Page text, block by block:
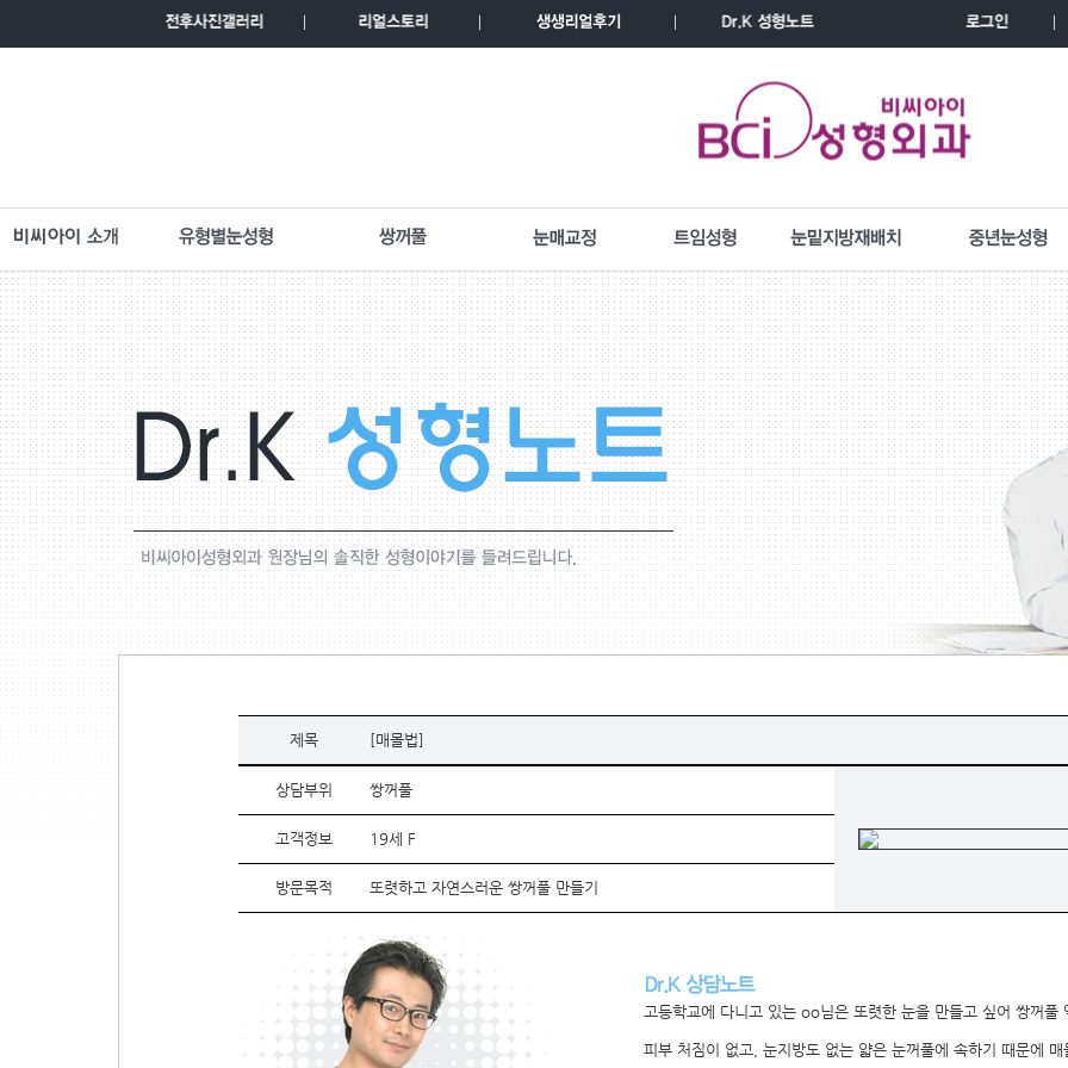
제목 [매몰법]
상담부위 쌍꺼풀
고객정보 19세 F
방문목적 또렷하고 자연스러운 쌍꺼풀 만들기
고등학교에 다니고 있는 oo님은 또렷한 눈을 만들고 싶어 쌍꺼풀
피부 처짐이 없고, 눈지방도 없는 얇은 눈꺼풀에 속하기 때문에